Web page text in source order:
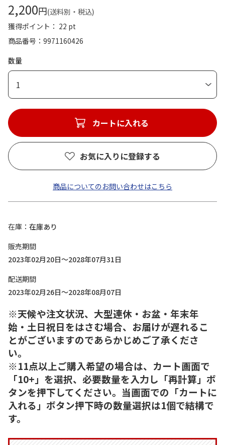
2,200円(送料別・税込)
獲得ポイント： 22 pt
商品番号
9971160426
数量
1
カートに入れる
お気に入りに登録する
商品についてのお問い合わせはこちら
在庫
在庫あり
販売期間
2023年02月20日～2028年07月31日
配送期間
2023年02月26日～2028年08月07日
※天候や注文状況、大型連休・お盆・年末年
始・土日祝日をはさむ場合、お届けが遅れるこ
とがございますのであらかじめご了承くださ
い。
※11点以上ご購入希望の場合は、カート画面で
「10+」を選択、必要数量を入力し「再計算」ボ
タンを押下してください。当画面での「カートに
入れる」ボタン押下時の数量選択は1個で結構で
す。